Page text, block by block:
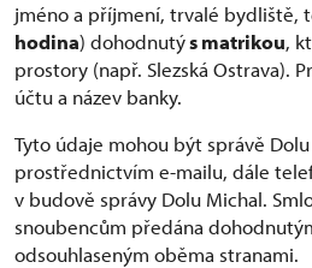
jméno a příjmení, trvalé bydliště,
hodina) dohodnutýs matrikou,
prostory (např. Slezská Ostrava).
účtu a název banky.
Tyto údaje mohou být správě
prostřednictvím e-mailu, dále
v budově správy Dolu Michal.
snoubencům předána
odsouhlaseným oběma stranami.